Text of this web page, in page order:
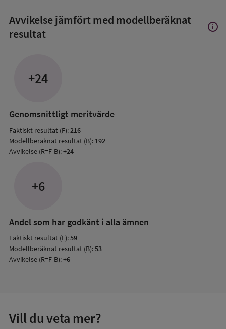
Avvikelse jämfört med modellberäknat
resultat
Visa
info
+24
Genomsnittligt meritvärde
Faktiskt resultat (F):216
Modellberäknat resultat (B): 192
Avvikelse (R=F-B):+24
+6
Andel som har godkänt i alla ämnen
Faktiskt resultat (F):59
Modellberäknat resultat (B):53
Avvikelse (R=F-B):+6
Vill du veta mer?